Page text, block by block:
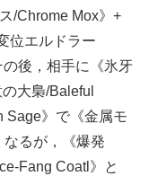
/Chrome Mox》+
位エルドラー
後，相手に《氷牙
大梟/Baleful
Sage》で《金属モ
なるが，《爆発
Fang Coatl》と